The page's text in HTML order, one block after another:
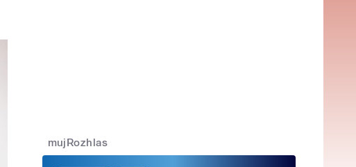
mujRozhlas